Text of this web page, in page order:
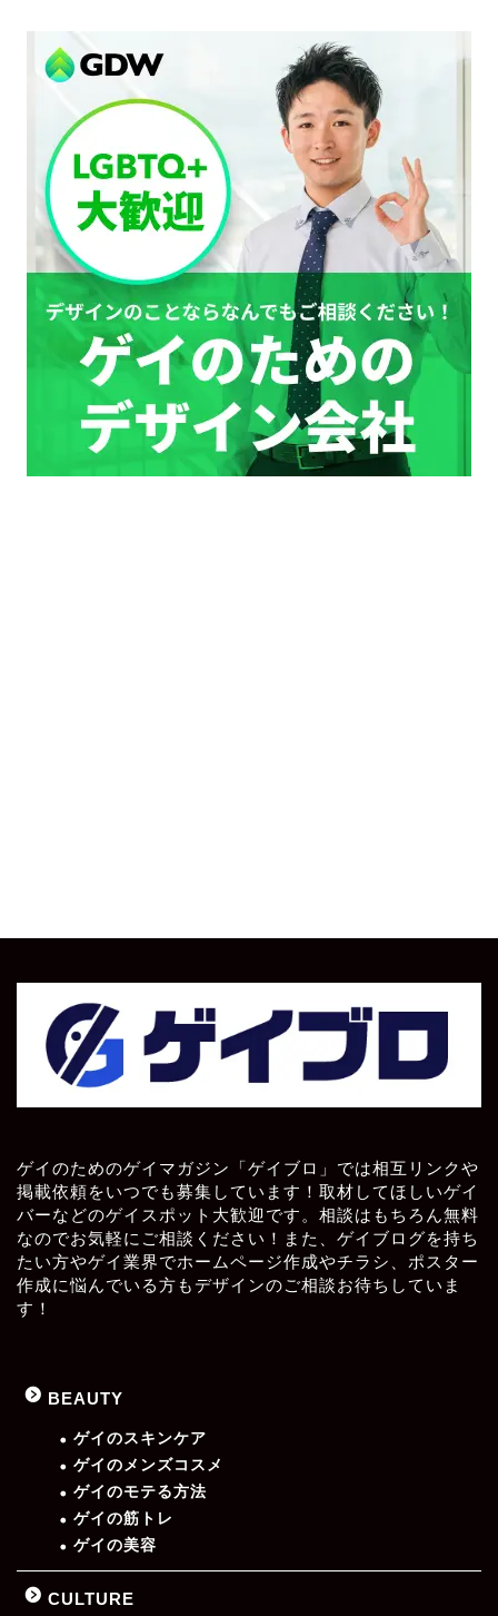
ゲイのためのゲイマガジン「ゲイブロ」では相互リンクや
掲載依頼をいつでも募集しています！取材してほしいゲイ
バーなどのゲイスポット大歓迎です。相談はもちろん無料
なのでお気軽にご相談ください！また、ゲイブログを持ち
たい方やゲイ業界でホームページ作成やチラシ、ポスター
作成に悩んでいる方もデザインのご相談お待ちしていま
す！
BEAUTY
ゲイのスキンケア
ゲイのメンズコスメ
ゲイのモテる方法
ゲイの筋トレ
ゲイの美容
CULTURE